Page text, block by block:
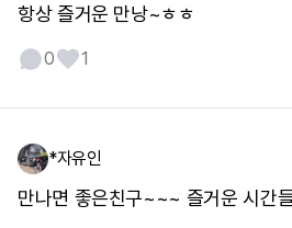
항상 즐거운 만낭~ㅎㅎ
0 1
*자유인
만나면 좋은친구~~~ 즐거운 시간